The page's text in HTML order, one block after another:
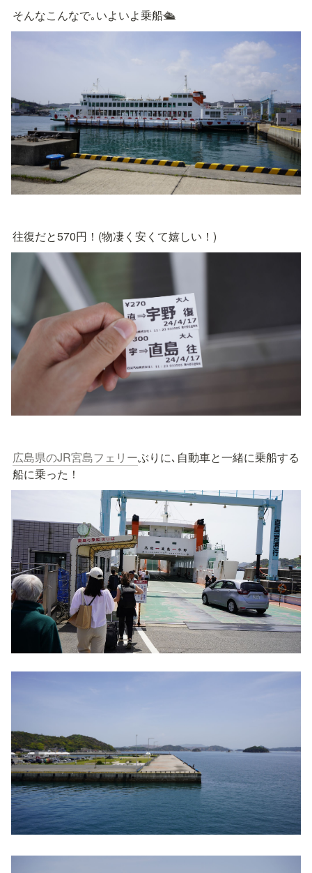
そんなこんなで｡いよいよ乗船🛳
往復だと570円！(物凄く安くて嬉しい！)
広島県のJR宮島フェリーぶりに､自動車と一緒に乗船する
船に乗った！